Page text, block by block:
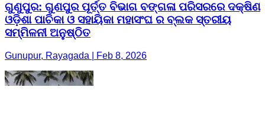
ଗୁଣୁପୁର: ଗୁଣପୁର ପୂର୍ତ୍ତ ବିଭାଗ ବଙ୍ଗଳା ପରିସରରେ ଦକ୍ଷିଣ
ଓଡ଼ିଶା ପାଚିକା ଓ ସହାୟିକା ମହାସଂଘ ର ବ୍ଲକ ସ୍ତରୀୟ
ସମ୍ମିଳନୀ ଅନୁଷ୍ଠିତ
Gunupur, Rayagada | Feb 8, 2026